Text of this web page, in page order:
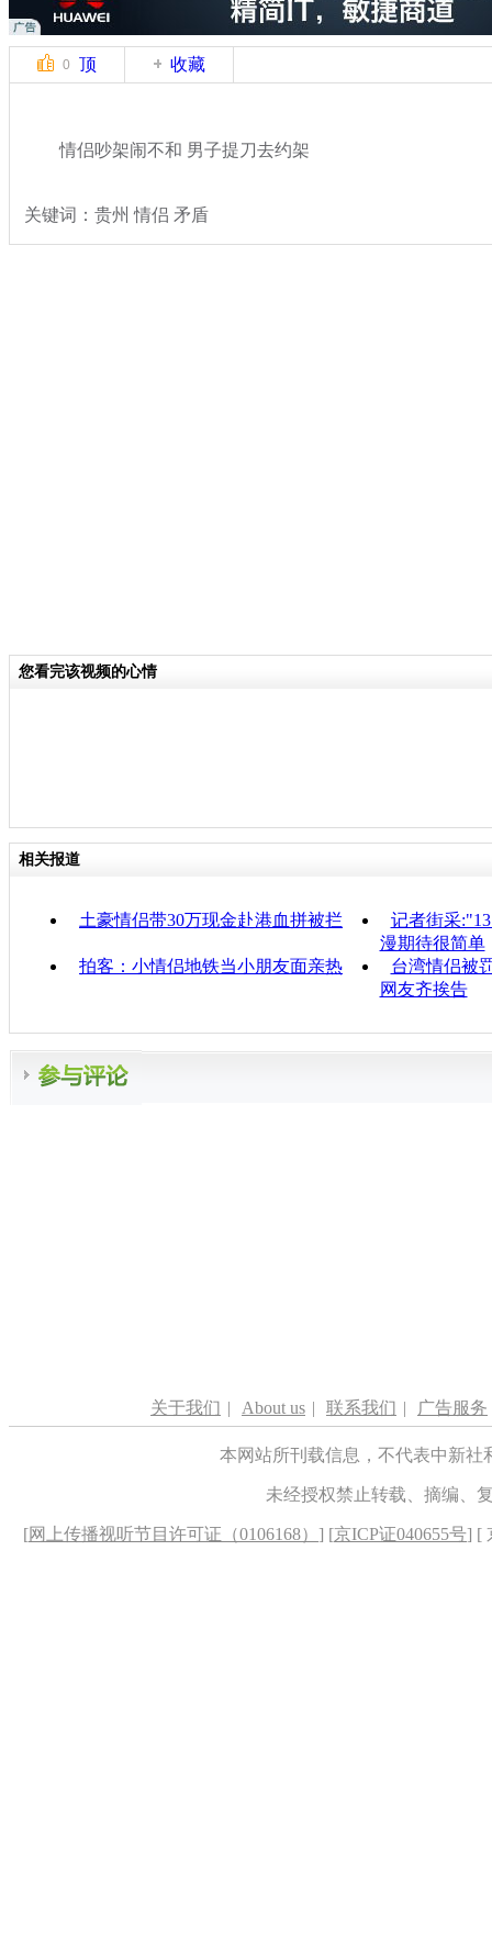
0 顶 收藏
情侣吵架闹不和 男子提刀去约架
关键词：贵州 情侣 矛盾
您看完该视频的心情
相关报道
土豪情侣带30万现金赴港血拼被拦
记者街采
漫期待很简单
拍客：小情侣地铁当小朋友面亲热
台湾情侣被
网友齐挨告
关于我们 | About us | 联系我们 | 广告服务
本网站所刊载信息，不代表中新
未经授权禁止转载、摘编、
[网上传播视听节目许可证（0106168） ] [京ICP证040655号] [